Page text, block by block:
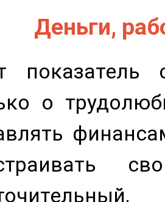
Деньги,
показатель
о